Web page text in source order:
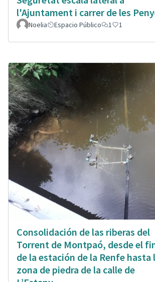
l'Ajuntament i carrer de les
Noelia Espacio Público 1 1
Consolidación de las riberas del
Torrent de Montpaó, desde el
de la estación de la Renfe hasta
zona de piedra de la calle de